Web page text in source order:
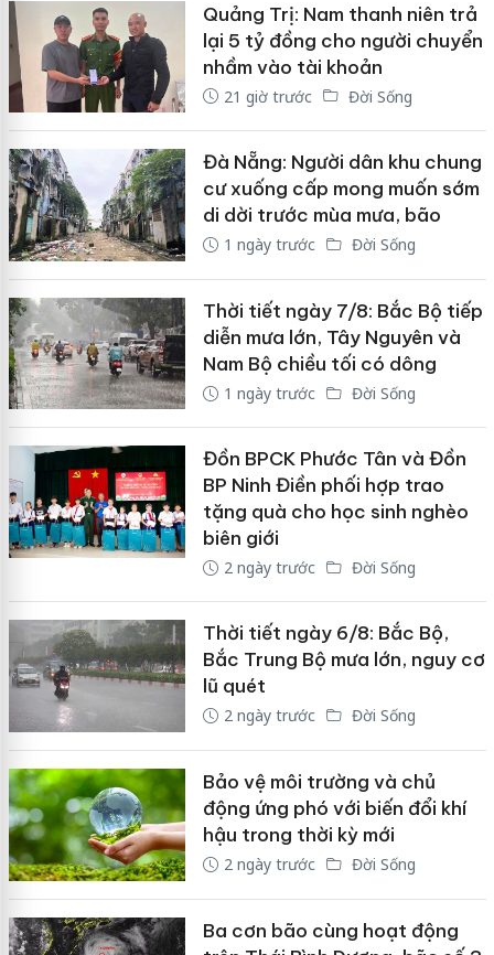
Quảng Trị: Nam thanh niên trả
lại 5 tỷ đồng cho người chuyển
nhầm vào tài khoản
21 giờ trước Đời Sống
Đà Nẵng: Người dân khu chung
cư xuống cấp mong muốn sớm
di dời trước mùa mưa, bão
1 ngày trước Đời Sống
Thời tiết ngày 7/8: Bắc Bộ tiếp
diễn mưa lớn, Tây Nguyên và
Nam Bộ chiều tối có dông
1 ngày trước Đời Sống
Đồn BPCK Phước Tân và Đồn
BP Ninh Điền phối hợp trao
tặng quà cho học sinh nghèo
biên giới
2 ngày trước Đời Sống
Thời tiết ngày 6/8: Bắc Bộ,
Bắc Trung Bộ mưa lớn, nguy cơ
lũ quét
2 ngày trước Đời Sống
Bảo vệ môi trường và chủ
động ứng phó với biến đổi khí
hậu trong thời kỳ mới
2 ngày trước Đời Sống
Ba cơn bão cùng hoạt động